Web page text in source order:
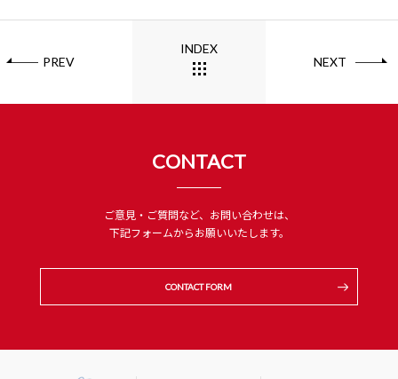
PREV
INDEX
NEXT
CONTACT
ご意見・ご質問など、お問い合わせは、
下記フォームからお願いいたします。
CONTACT FORM